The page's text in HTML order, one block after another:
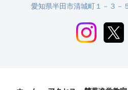
愛知県半田市清城町１－３